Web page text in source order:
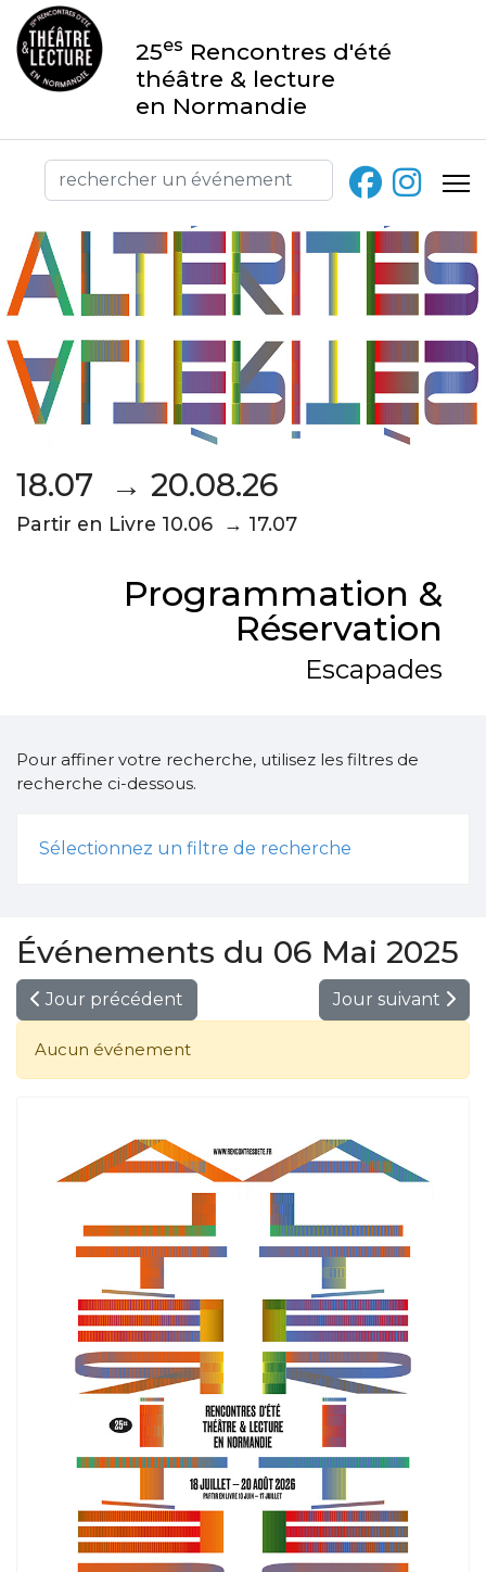
25es Rencontres d'été
théâtre & lecture
en Normandie
18.07 → 20.08.26
Partir en Livre 10.06 → 17.07
Programmation &
Réservation
Escapades
Pour affiner votre recherche, utilisez les filtres de
recherche ci-dessous.
Sélectionnez un filtre de recherche
Événements du 06 Mai 2025
Jour précédent Jour suivant
Aucun événement